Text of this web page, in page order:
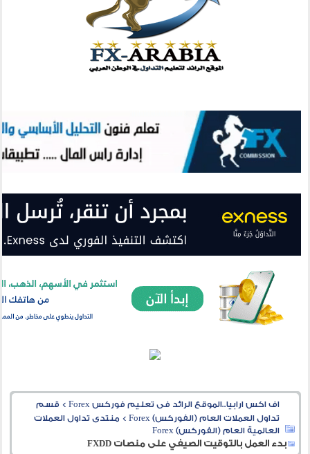
اف اكس ارابيا..الموقع الرائد فى تعليم فوركس Forex > قسم
تداول العملات العام (الفوركس) Forex
> منتدى تداول العملات
العالمية العام (الفوركس) Forex
بدء العمل بالتوقيت الصيفي على منصات FXDD